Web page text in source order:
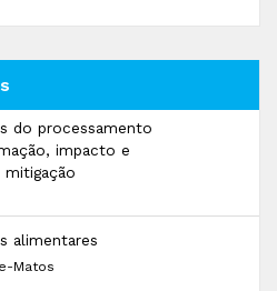
do processamento
impacto e
mitigação
alimentares
Matos